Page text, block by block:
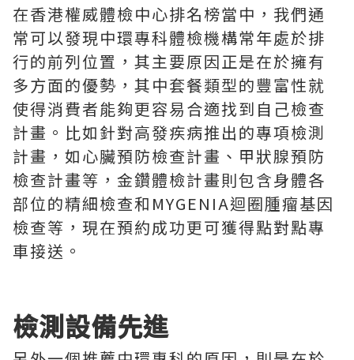
在香港權威體檢中心排名榜當中，我們通
常可以發現中環專科體檢機構常年處於排
行的前列位置，其主要原因正是在於擁有
多方面的優勢，其中套餐類型的豐富性就
使得消費者能夠更容易合適找到自己檢查
計畫。比如針對高發疾病推出的專項檢測
計畫，如心臟預防檢查計畫、甲狀腺預防
檢查計畫等，金鑽體檢計畫則包含身體各
部位的精細檢查和MYGENIA迴圈腫瘤基因
檢查等，現在預約成功更可獲得點對點專
車接送。
檢測設備先進